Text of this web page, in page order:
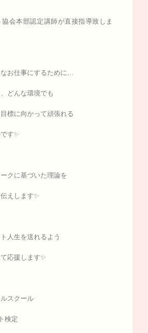
協会本部認定講師が直接指導致しま
お仕事にするために…
どんな環境でも
標に向かって頑張れる
す✨
クに基づいた理論を
えします✨
人生を送れるよう
応援します✨
スクール
検定